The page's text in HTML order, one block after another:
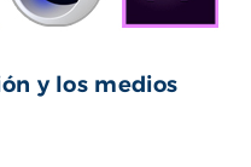
y los medios